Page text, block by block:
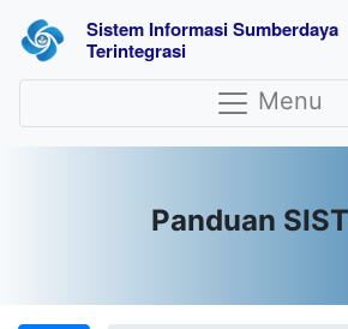
Sistem Informasi Sumberdaya
Terintegrasi
Menu
Panduan